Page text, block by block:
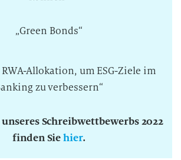
„Green Bonds“
Allokation, um ESG-Ziele im
zu verbessern“
Schreibwettbewerbs 2022
finden Siehier.